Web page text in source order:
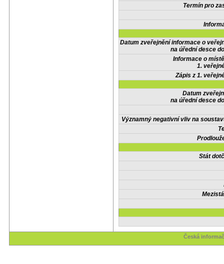
Termín pro
Datum zveřejnění informace o
na úřední desce
Informace o
1.
Zápis z 1.
Datum
na úřední desce
Významný negativní vliv na
Stát
Česká